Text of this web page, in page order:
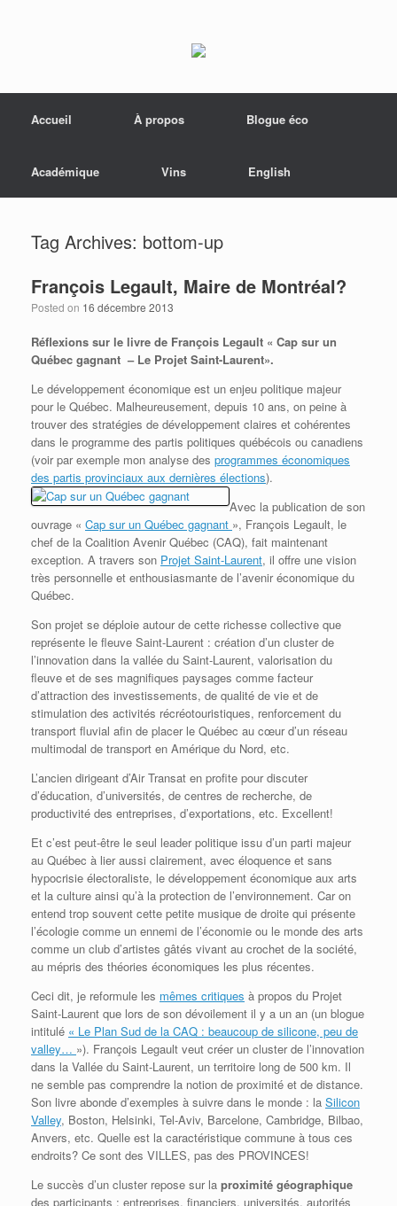
Accueil
À propos Blogue éco
Académique Vins English
Tag Archives: bottom-up
François Legault, Maire de Montréal?
Posted on 16 décembre 2013
Réflexions sur le livre de François Legault « Cap sur un
Québec gagnant – Le Projet Saint-Laurent».
Le développement économique est un enjeu politique majeur
pour le Québec. Malheureusement, depuis 10 ans, on peine à
trouver des stratégies de développement claires et cohérentes
dans le programme des partis politiques québécois ou canadiens
(voir par exemple mon analyse des programmes économiques
des partis provinciaux aux dernières élections).
Avec la publication de son
ouvrage « Cap sur un Québec gagnant », François Legault, le
chef de la Coalition Avenir Québec (CAQ), fait maintenant
exception. A travers son Projet Saint-Laurent, il offre une vision
très personnelle et enthousiasmante de l’avenir économique du
Québec.
Son projet se déploie autour de cette richesse collective que
représente le fleuve Saint-Laurent : création d’un cluster de
l’innovation dans la vallée du Saint-Laurent, valorisation du
fleuve et de ses magnifiques paysages comme facteur
d’attraction des investissements, de qualité de vie et de
stimulation des activités récréotouristiques, renforcement du
transport fluvial afin de placer le Québec au cœur d’un réseau
multimodal de transport en Amérique du Nord, etc.
L’ancien dirigeant d’Air Transat en profite pour discuter
d’éducation, d’universités, de centres de recherche, de
productivité des entreprises, d’exportations, etc. Excellent!
Et c’est peut-être le seul leader politique issu d’un parti majeur
au Québec à lier aussi clairement, avec éloquence et sans
hypocrisie électoraliste, le développement économique aux arts
et la culture ainsi qu’à la protection de l’environnement. Car on
entend trop souvent cette petite musique de droite qui présente
l’écologie comme un ennemi de l’économie ou le monde des arts
comme un club d’artistes gâtés vivant au crochet de la société,
au mépris des théories économiques les plus récentes.
Ceci dit, je reformule les mêmes critiques à propos du Projet
Saint-Laurent que lors de son dévoilement il y a un an (un blogue
intitulé « Le Plan Sud de la CAQ : beaucoup de silicone, peu de
valley… »). François Legault veut créer un cluster de l’innovation
dans la Vallée du Saint-Laurent, un territoire long de 500 km. Il
ne semble pas comprendre la notion de proximité et de distance.
Son livre abonde d’exemples à suivre dans le monde : la Silicon
Valley, Boston, Helsinki, Tel-Aviv, Barcelone, Cambridge, Bilbao,
Anvers, etc. Quelle est la caractéristique commune à tous ces
endroits? Ce sont des VILLES, pas des PROVINCES!
Le succès d’un cluster repose sur la proximité géographique
des participants : entreprises, financiers, universités, autorités